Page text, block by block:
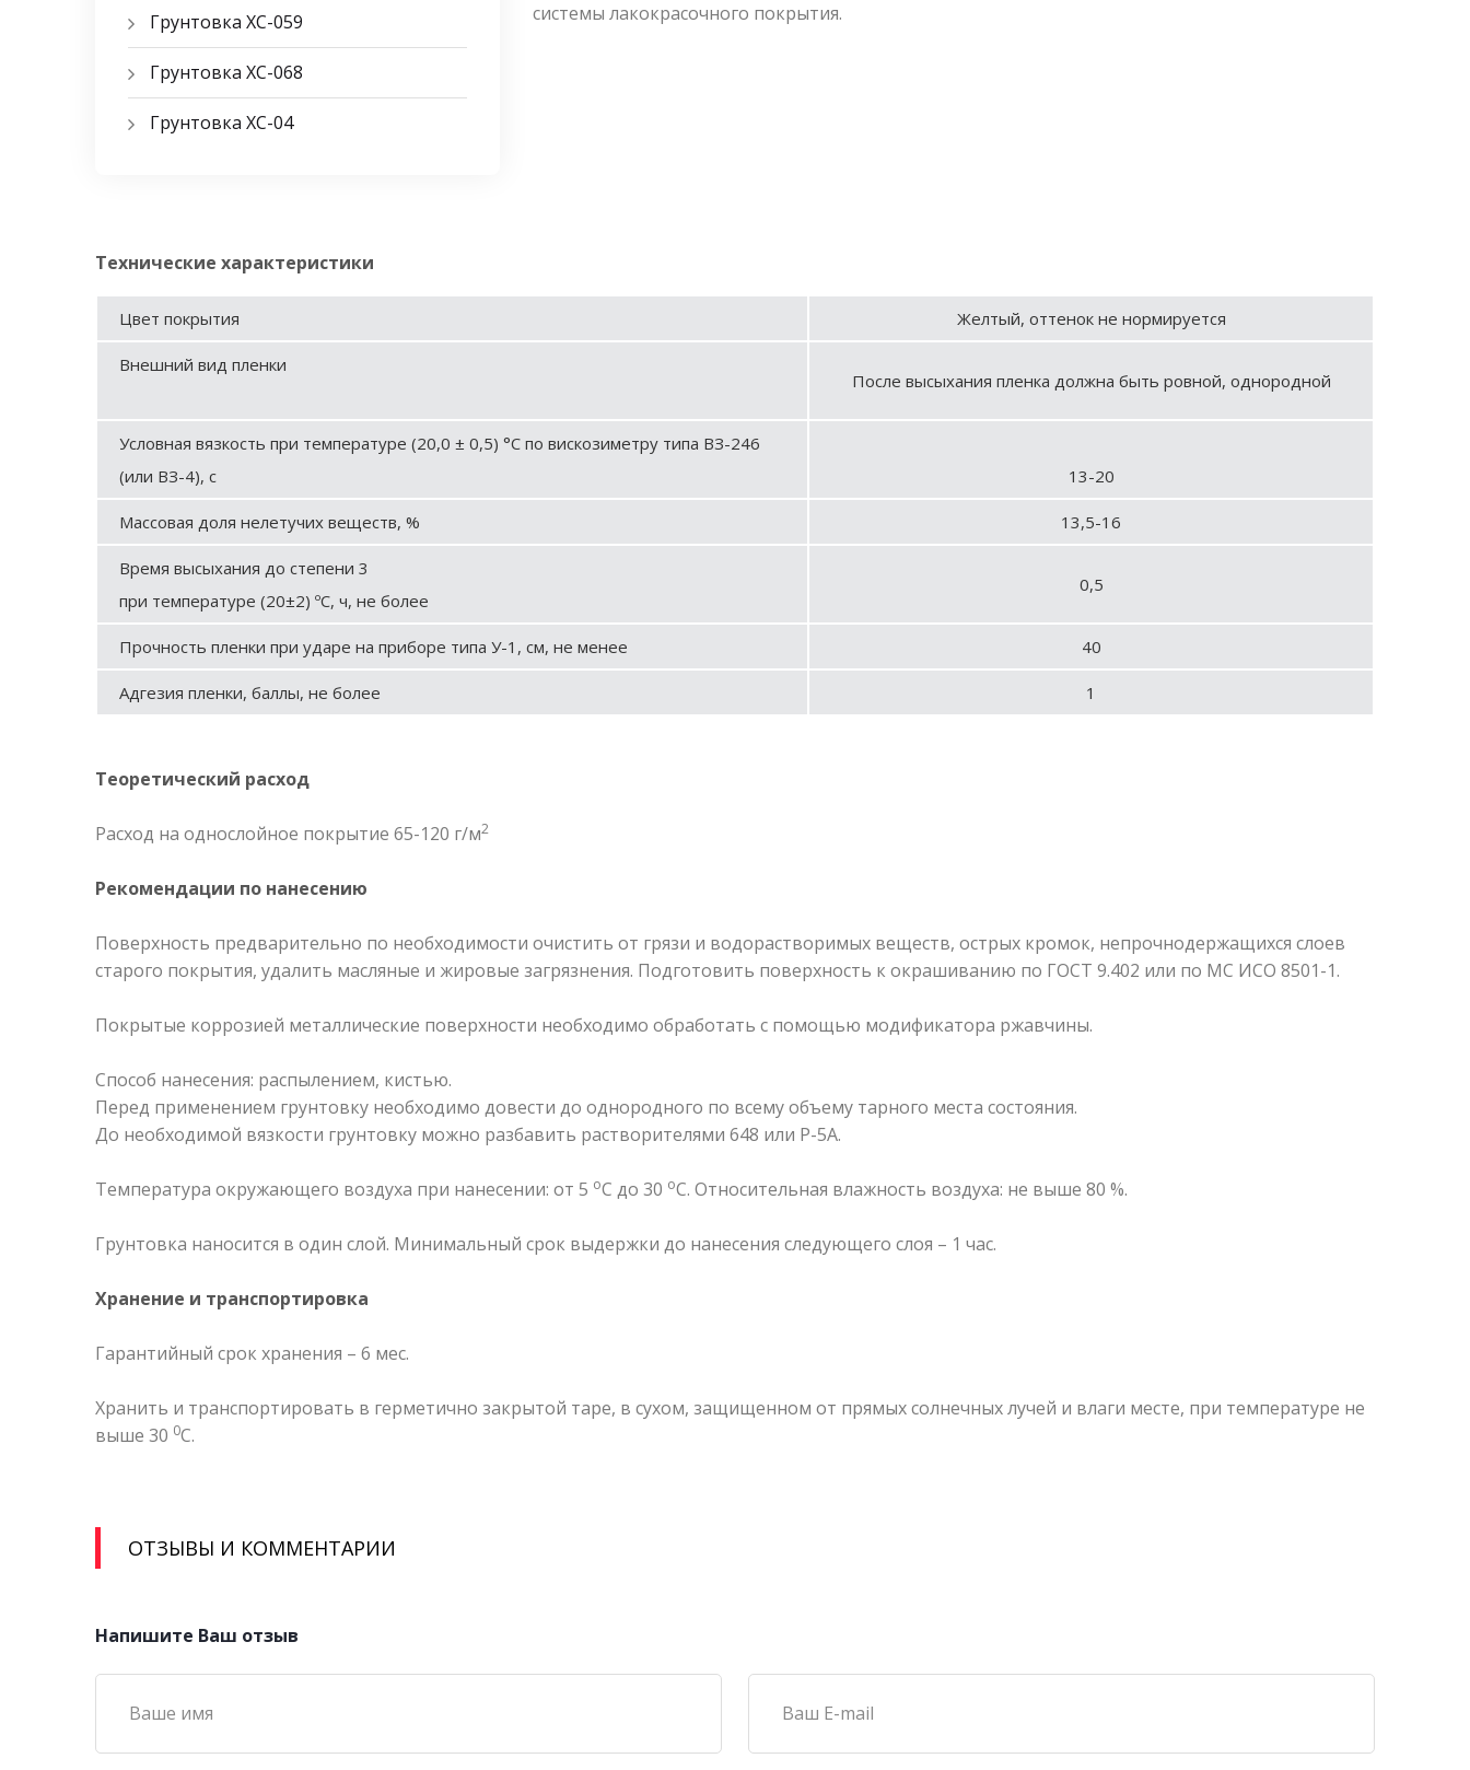
Грунтовка ХС-059
Грунтовка ХС-068
Грунтовка ХС-04
системы лакокрасочного покрытия.
Технические характеристики
Цвет покрытия Желтый, оттенок не нормируется
Внешний вид пленки
После высыхания пленка должна быть ровной, однородной
Условная вязкость при температуре (20,0 ± 0,5) °С по вискозиметру типа ВЗ-246
(или ВЗ-4), с
13-20
Массовая доля нелетучих веществ, % 13,5-16
Время высыхания до степени 3
при температуре (20±2) ºС, ч, не более
0,5
Прочность пленки при ударе на приборе типа У-1, см, не менее 40
Адгезия пленки, баллы, не более 1
Теоретический расход
Расход на однослойное покрытие 65-120 г/м2
Рекомендации по нанесению
Поверхность предварительно по необходимости очистить от грязи и водорастворимых веществ, острых кромок, непрочнодержащихся слоев
старого покрытия, удалить масляные и жировые загрязнения. Подготовить поверхность к окрашиванию по ГОСТ 9.402 или по МС ИСО 8501-1.
Покрытые коррозией металлические поверхности необходимо обработать с помощью модификатора ржавчины.
Способ нанесения: распылением, кистью.
Перед применением грунтовку необходимо довести до однородного по всему объему тарного места состояния.
До необходимой вязкости грунтовку можно разбавить растворителями 648 или Р-5А.
Температура окружающего воздуха при нанесении: от 5 оС до 30 оС. Относительная влажность воздуха: не выше 80 %.
Грунтовка наносится в один слой. Минимальный срок выдержки до нанесения следующего слоя – 1 час.
Хранение и транспортировка
Гарантийный срок хранения – 6 мес.
Хранить и транспортировать в герметично закрытой таре, в сухом, защищенном от прямых солнечных лучей и влаги месте, при температуре не
выше 30 0С.
ОТЗЫВЫ И КОММЕНТАРИИ
Напишите Ваш отзыв